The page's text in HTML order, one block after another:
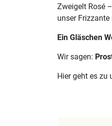
Zweigelt Rosé
unser
Ein Gläschen
Wir sagen:
Hier geht es zu